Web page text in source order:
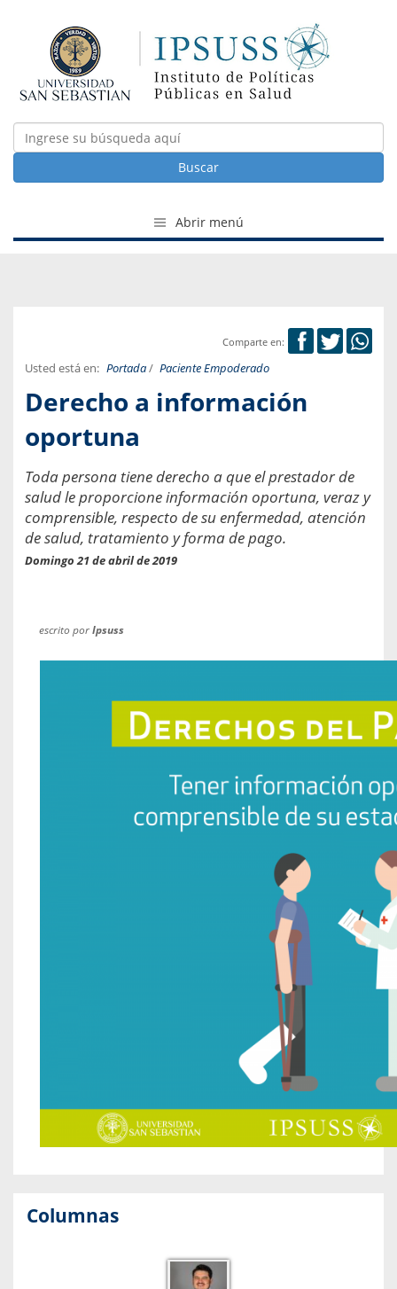
Buscar
Abrir menú
Comparte en:
Usted está en: Portada/ Paciente Empoderado
Derecho a información
oportuna
Toda persona tiene derecho a que el prestador de
salud le proporcione información oportuna, veraz y
comprensible, respecto de su enfermedad, atención
de salud, tratamiento y forma de pago.
Domingo 21 de abril de 2019
escrito porIpsuss
Columnas